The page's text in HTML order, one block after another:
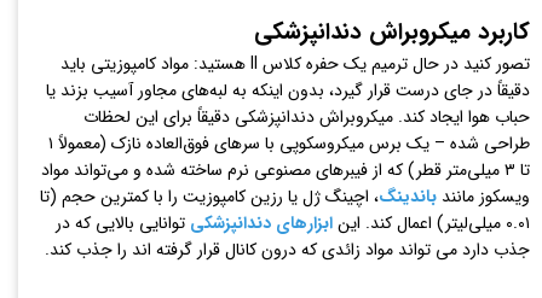
کاربرد میکروبراش دندانپزشکی
تصور کنید در حال ترمیم یک حفره کلاس II هستید: مواد کامپوزیتی باید
دقیقاً در جای درست قرار گیرد، بدون اینکه به لبه‌های مجاور آسیب بزند یا
حباب هوا ایجاد کند. میکروبراش دندانپزشکی دقیقاً برای این لحظات
طراحی شده – یک برس میکروسکوپی با سرهای فوق‌العاده نازک (معمولاً ۱
تا ۳ میلی‌متر قطر) که از فیبرهای مصنوعی نرم ساخته شده و می‌تواند مواد
ویسکوز مانند باندینگ، اچینگ ژل یا رزین کامپوزیت را با کمترین حجم (تا
۰.۰۱ میلی‌لیتر) اعمال کند. این
ابزارهای دندانپزشکی توانایی بالایی که در
جذب دارد می تواند مواد زائدی که درون کانال قرار گرفته اند را جذب کند.